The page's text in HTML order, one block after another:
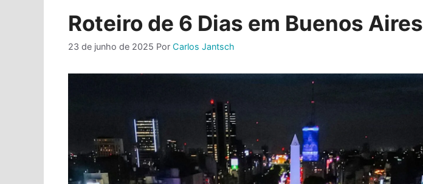
Roteiro de 6 Dias em Buenos Aires
23 de junho de 2025 Por Carlos Jantsch